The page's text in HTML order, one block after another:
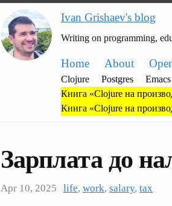
Ivan Grishaev's blog
Writing on programming,
Home About
Clojure Postgres Emacs
Книга «Clojure на
Книга «Clojure на
Зарплата до
Apr 10, 2025 life, work, salary, tax